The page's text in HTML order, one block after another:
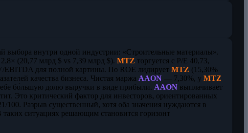
выбора внутри одной индустрии: «Строительные материалы».
(20,77 млрд $ vs 7,39 млрд $). MTZ торгуется с P/E 40,73,
EBITDA для полной картины. По ROE лидирует MTZ (15,30%
качества бизнеса. Чистая маржа AAON— 7,30%, у MTZ
бо́льшую долю выручки в виде прибыли. AAONвыплачивает
Это критический фактор для инвесторов, ориентированных
100. Разрыв существенный, хотя оба значения нуждаются в
ситуациях решающим становится горизонт